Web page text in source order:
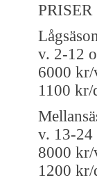
PRISER
v. 2-12
6000 kr/
1100 kr/
v. 13-24
8000 kr/
1200 kr/